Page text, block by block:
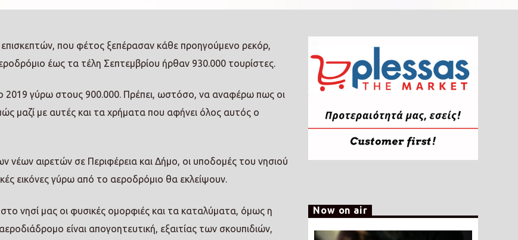
επισκεπτών, που φέτος ξεπέρασαν κάθε προηγούμενο ρεκόρ,
έως τα τέλη Σεπτεμβρίου ήρθαν 930.000 τουρίστες.
2019 γύρω στους 900.000. Πρέπει, ωστόσο, να αναφέρω πως οι
μαζί με αυτές και τα χρήματα που αφήνει όλος αυτός ο
νέων αιρετών σε Περιφέρεια και Δήμο, οι υποδομές του νησιού
εικόνες γύρω από το αεροδρόμιο θα εκλείψουν.
νησί μας οι φυσικές ομορφιές και τα καταλύματα, όμως η
είναι απογοητευτική, εξαιτίας των σκουπιδιών,
Now on air